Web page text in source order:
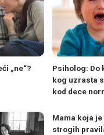
„ne“?
Psiholog: Do
kog uzrasta
kod dece
Mama koja
strogih